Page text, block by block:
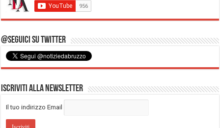
@Seguici su Twitter
Iscriviti alla Newsletter
Il tuo indirizzo Email